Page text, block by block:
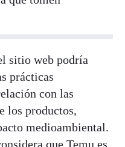
sitio web podría
prácticas
con las
los productos,
medioambiental.
que Temu es